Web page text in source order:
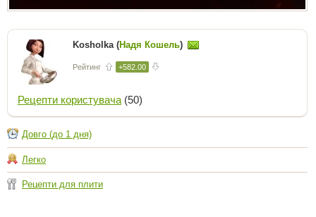
Kosholka (Надя Кошель)
Рейтинг +582.00
Рецепти користувача (50)
Довго (до 1 дня)
Легко
Рецепти для плити